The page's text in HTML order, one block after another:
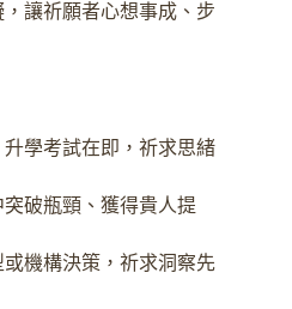
讓祈願者心想事成、步
學考試在即，祈求思緒
破瓶頸、獲得貴人提
機構決策，祈求洞察先